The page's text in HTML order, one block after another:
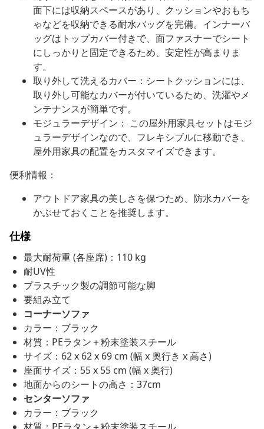
面下には収納スペースがあり、クッションやおもち
ゃなどを収納できる耐水バッグを完備。インナーバ
ッグはトップカバー付きで、面ファスナーでシート
にしっかりと固定できるため、安定性が高まりま
す。
取り外して洗えるカバー：シートクッションには、
取り外し可能なカバーが付いているため、洗濯やメ
ンテナンスが簡単です。
モジュラーデザイン： この屋外用家具セットはモジ
ュラーデザインなので、フレキシブルに移動でき、
屋外用家具の配置をカスタマイズできます。
便利情報：
アウトドア家具の美しさを保つため、防水カバーを
かぶせておくことを推奨します。
仕様
最大耐荷重 (各座席)：110 kg
耐UV性
プラスチック製の調節可能な脚
要組み立て
コーナーソファ
カラー：ブラック
材質：PEラタン＋粉末塗装スチール
サイズ：62 x 62 x 69 cm (幅 x 奥行き x 高さ)
座面サイズ：55 x 55 cm (幅 x 奥行)
地面からのシートの高さ：37cm
センターソファ
カラー：ブラック